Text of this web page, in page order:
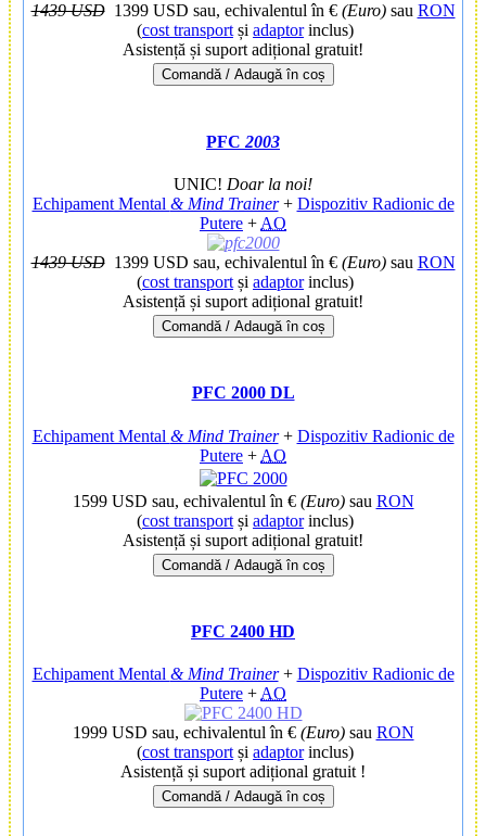
1439 USD1399 USD sau, echivalentul în € (Euro)sau RON
(cost transportși adaptorinclus)
Asistență și suport adițional gratuit!
Comandă / Adaugă în coș
PFC 2003
UNIC! Doar la noi!
Echipament Mental & Mind Trainer+ Dispozitiv Radionic de
Putere + AO
1439 USD1399 USD sau, echivalentul în € (Euro)sau RON
(cost transport și adaptorinclus)
Asistență și suport adițional gratuit!
Comandă / Adaugă în coș
PFC 2000 DL
Echipament Mental & Mind Trainer+ Dispozitiv Radionic de
Putere + AO
1599 USD sau, echivalentul în € (Euro)sau RON
(cost transport și adaptorinclus)
Asistență și suport adițional gratuit!
Comandă / Adaugă în coș
PFC 2400 HD
Echipament Mental & Mind Trainer+ Dispozitiv Radionic de
Putere + AO
1999 USD sau, echivalentul în € (Euro)sau RON
(cost transport și adaptorinclus)
Asistență și suport adițional gratuit !
Comandă / Adaugă în coș